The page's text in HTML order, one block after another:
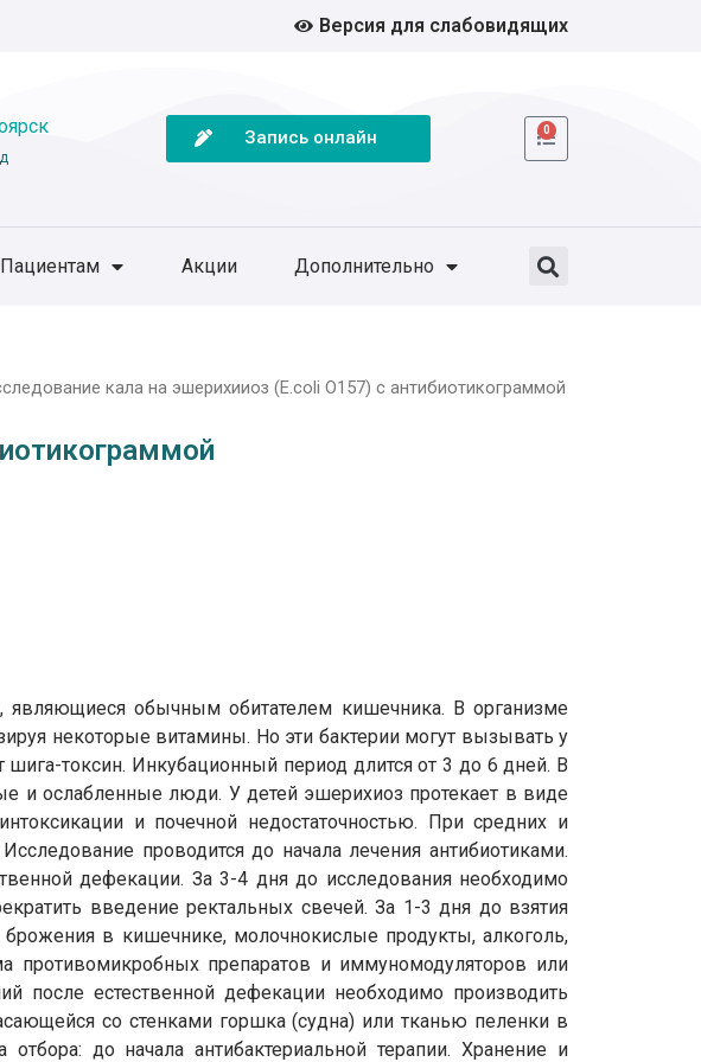
Версия для слабовидящих
Запись онлайн 0
Пациентам Акции Дополнительно
кала на эшерихииоз (E.coli О157) с антибиотикограммой
являющиеся обычным обитателем кишечника. В организме
некоторые витамины. Но эти бактерии могут вызывать у
токсин. Инкубационный период длится от 3 до 6 дней. В
и ослабленные люди. У детей эшерихиоз протекает в виде
и почечной недостаточностью. При средних и
проводится до начала лечения антибиотиками.
дефекации. За 3-4 дня до исследования необходимо
введение ректальных свечей. За 1-3 дня до взятия
в кишечнике, молочнокислые продукты, алкоголь,
противомикробных препаратов и иммуномодуляторов или
после естественной дефекации необходимо производить
со стенками горшка (судна) или тканью пеленки в
до начала антибактериальной терапии. Хранение и